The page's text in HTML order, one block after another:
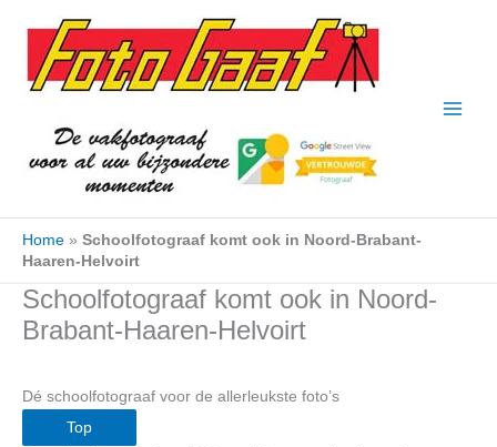
naar
inhoud
Home » Schoolfotograaf komt ook in Noord-Brabant-
Haaren-Helvoirt
Schoolfotograaf komt ook in Noord-
Brabant-Haaren-Helvoirt
Dé schoolfotograaf voor de allerleukste foto’s
Top